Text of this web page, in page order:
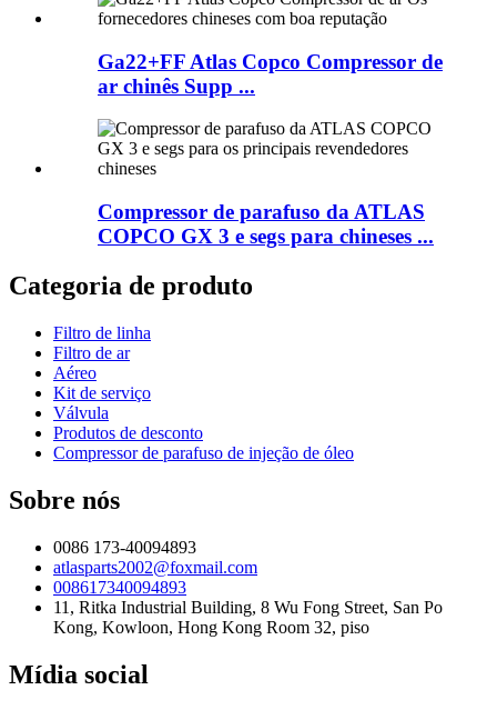
Ga22+FF Atlas Copco Compressor de
ar chinês Supp ...
Compressor de parafuso da ATLAS
COPCO GX 3 e segs para chineses ...
Categoria de produto
Filtro de linha
Filtro de ar
Aéreo
Kit de serviço
Válvula
Produtos de desconto
Compressor de parafuso de injeção de óleo
Sobre nós
0086 173-40094893
atlasparts2002@foxmail.com
008617340094893
11, Ritka Industrial Building, 8 Wu Fong Street, San Po
Kong, Kowloon, Hong Kong Room 32, piso
Mídia social